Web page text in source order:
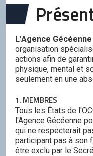
GitHub
L'Agence
organisation
actions afin de
physique, mental et
seulement en une
1. MEMBRES
Tous les États de
l'Agence Gécéenne
qui ne respecterait
participant pas à son
être exclu par le